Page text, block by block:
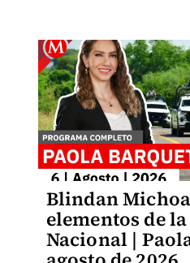
Blindan
elementos de
Nacional |